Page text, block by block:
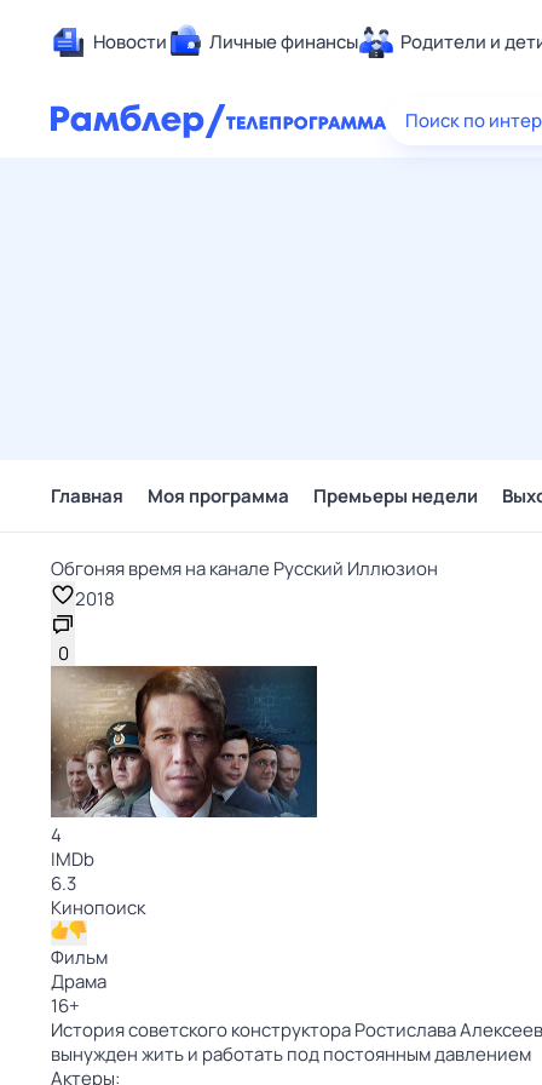
Новости Личные финансы Родители и
Здоровье
Поиск по
Главная Моя программа Премьеры недели
Обгоняя время на канале Русский Иллюзион
2018
0
4
IMDb
6.3
Кинопоиск
Фильм
Драма
16+
История советского конструктора Ростислава
вынужден жить и работать под постоянным давлением
Актеры: